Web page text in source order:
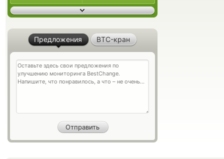
Предложения BTC-кран